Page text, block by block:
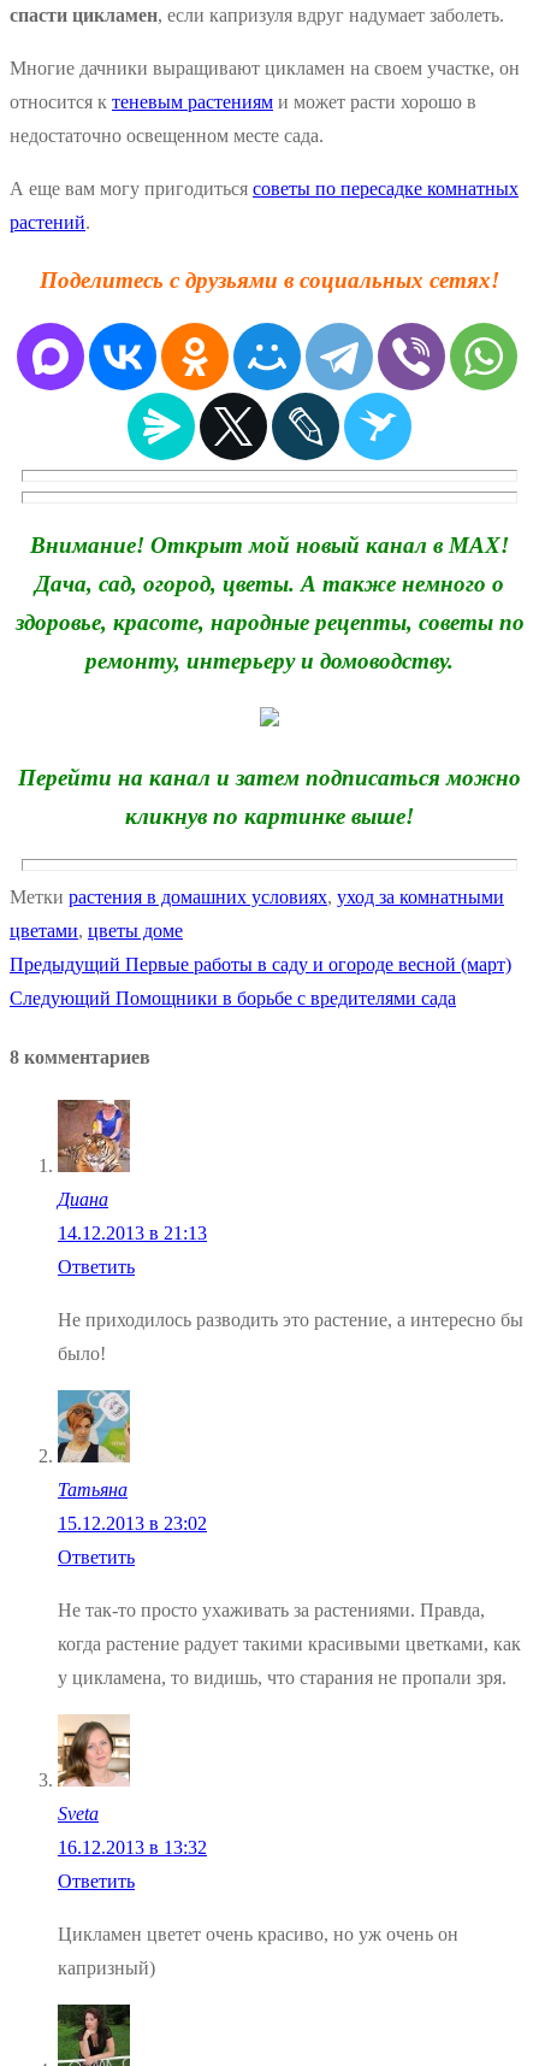
спасти цикламен, если капризуля вдруг надумает заболеть.
Многие дачники выращивают цикламен на своем участке, он
относится к теневым растениям и может расти хорошо в
недостаточно освещенном месте сада.
А еще вам могу пригодиться советы по пересадке комнатных
растений.
Поделитесь с друзьями в социальных сетях!
Внимание! Открыт мой новый канал в MAX!
Дача, сад, огород, цветы. А также немного о
здоровье, красоте, народные рецепты, советы по
ремонту, интерьеру и домоводству.
Перейти на канал и затем подписаться можно
кликнув по картинке выше!
Метки растения в домашних условиях, уход за комнатными
цветами, цветы доме
Навигация
записям
Предыдущий Предыдущая
запись:
Первые работы в саду и огороде весной (март)
Следующий Следующая
Помощники в борьбе с вредителями сада
8 комментариев
Диана
14.12.2013 в 21:13
Ответить
Не приходилось разводить это растение, а интересно бы
было!
Татьяна
15.12.2013 в 23:02
Ответить
Не так-то просто ухаживать за растениями. Правда,
когда растение радует такими красивыми цветками, как
у цикламена, то видишь, что старания не пропали зря.
Sveta
16.12.2013 в 13:32
Ответить
Цикламен цветет очень красиво, но уж очень он
капризный)